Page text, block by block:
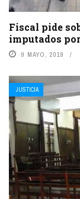
Fiscal pide
imputados
9 MAYO, 2019
JUSTICIA